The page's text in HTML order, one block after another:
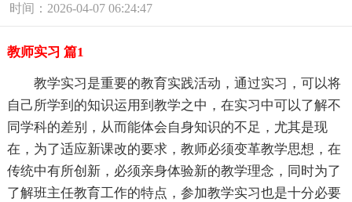
时间：2026-04-07 06:24:47
教师实习 篇1
教学实习是重要的教育实践活动，通过实习，可以将
自己所学到的知识运用到教学之中，在实习中可以了解不
同学科的差别，从而能体会自身知识的不足，尤其是现
在，为了适应新课改的要求，教师必须变革教学思想，在
传统中有所创新，必须亲身体验新的教学理念，同时为了
了解班主任教育工作的特点，参加教学实习也是十分必要